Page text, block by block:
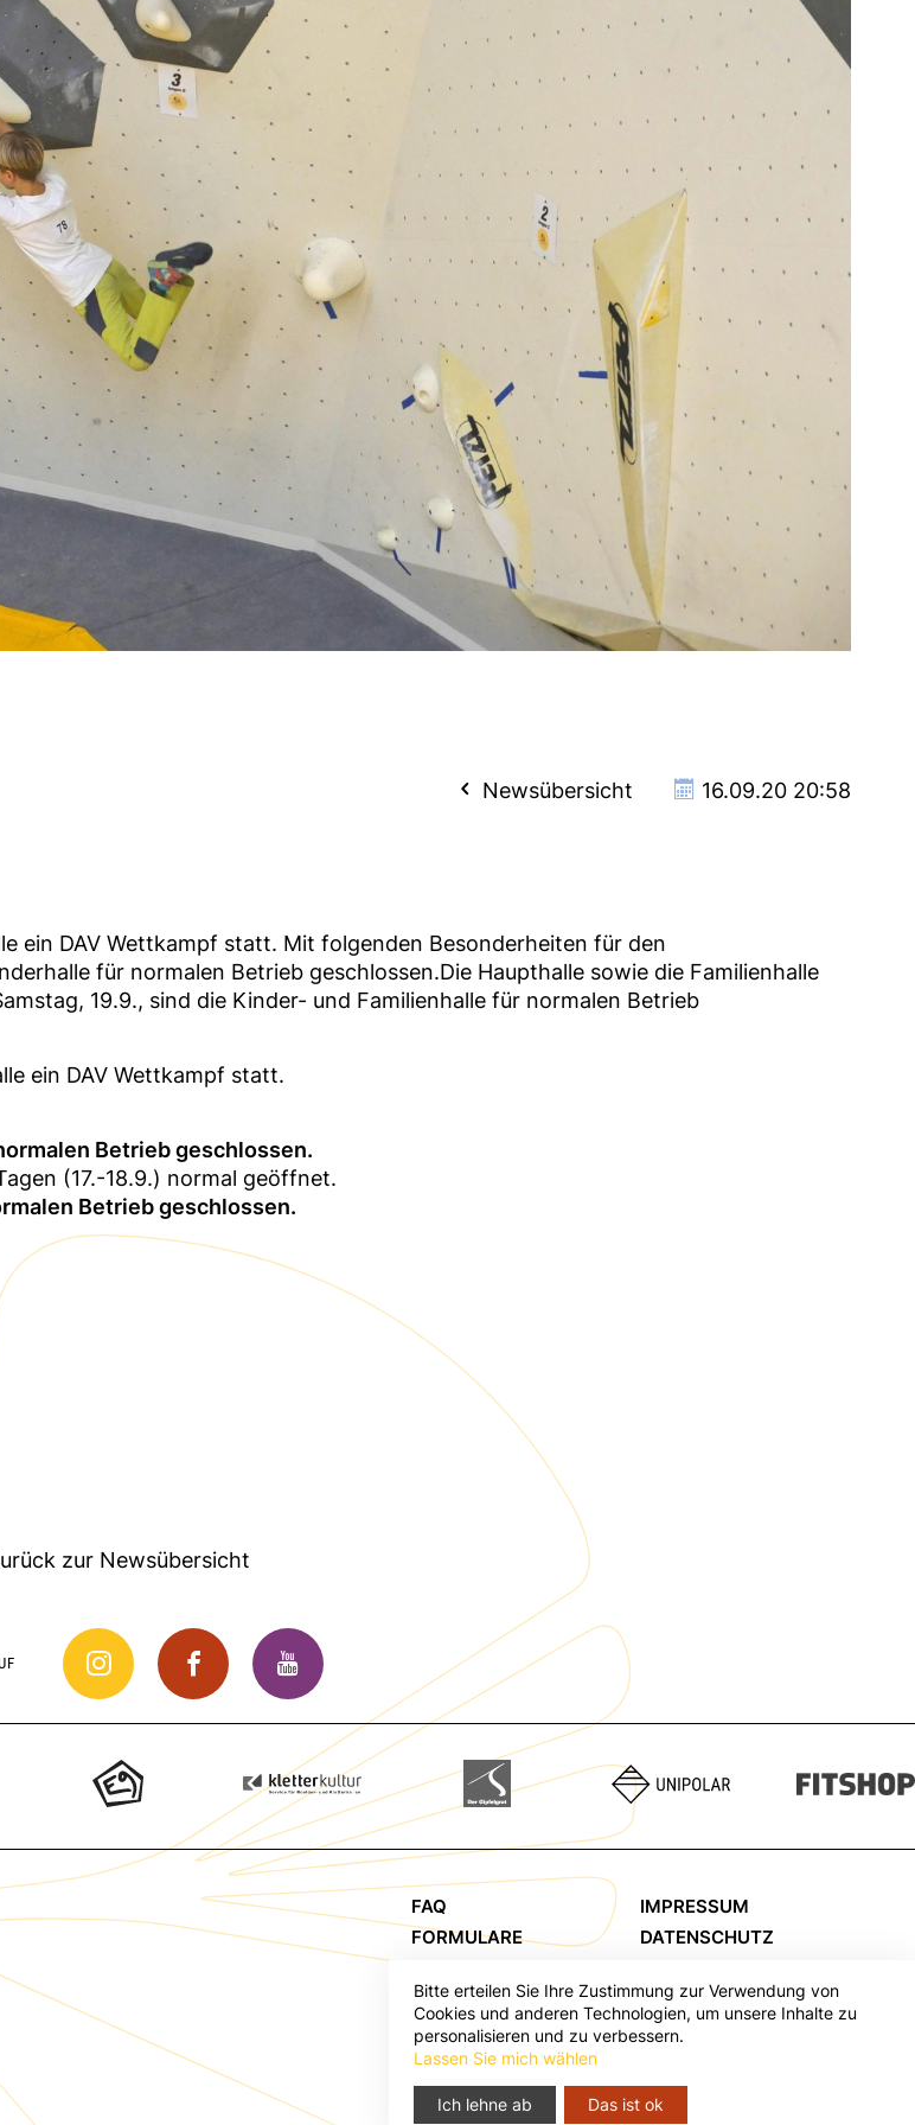
Newsübersicht 16.09.20 20:58
ein DAV Wettkampf statt. Mit folgenden Besonderheiten für den
für normalen Betrieb geschlossen.Die Haupthalle sowie die Familienhalle
19.9., sind die Kinder- und Familienhalle für normalen Betrieb
ein DAV Wettkampf statt.
Betrieb geschlossen.
(17.-18.9.) normal geöffnet.
Betrieb geschlossen.
zur Newsübersicht
FAQ
FORMULARE
IMPRESSUM
DATENSCHUTZ
Bitte erteilen Sie Ihre Zustimmung zur Verwendung von
Cookies und anderen Technologien, um unsere Inhalte zu
personalisieren und zu verbessern.
Lassen Sie mich wählen
Ich lehne ab Das ist ok